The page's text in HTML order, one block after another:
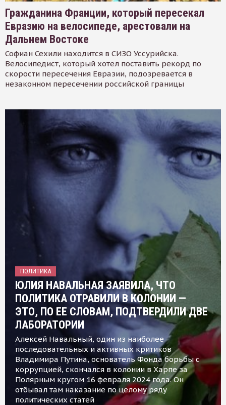
Гражданина Франции, который пересекал
Евразию на велосипеде, арестовали на
Дальнем Востоке
Софиан Сехили находится в СИЗО Уссурийска.
Велосипедист, который хотел поставить рекорд по
скорости пересечения Евразии, подозревается в
незаконном пересечении российской границы
ПОЛИТИКА
ЮЛИЯ НАВАЛЬНАЯ ЗАЯВИЛА, ЧТО
ПОЛИТИКА ОТРАВИЛИ В КОЛОНИИ —
ЭТО, ПО ЕЕ СЛОВАМ, ПОДТВЕРДИЛИ ДВЕ
ЛАБОРАТОРИИ
Алексей Навальный, один из наиболее
последовательных и активных критиков
Владимира Путина, основатель Фонда борьбы с
коррупцией, скончался в колонии в Харпе за
Полярным кругом 16 февраля 2024 года. Он
отбывал там наказание по целому ряду
политических статей